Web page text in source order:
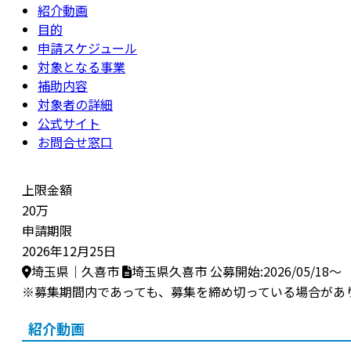
紹介動画
目的
申請スケジュール
対象となる事業
補助内容
対象者の詳細
公式サイト
お問合せ窓口
上限金額
20万
申請期限
2026年12月25日
埼玉県｜久喜市
埼玉県久喜市 公募開始:2026/05/18～
※募集期間内であっても、募集を締め切っている場合があ
紹介動画